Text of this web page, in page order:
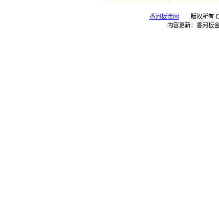
香河板金网
版权所有
内容更新：香河板